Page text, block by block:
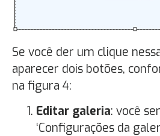
Se você der um clique
aparecer dois botões,
na figura 4:
Editar galeria: você
‘Configurações da